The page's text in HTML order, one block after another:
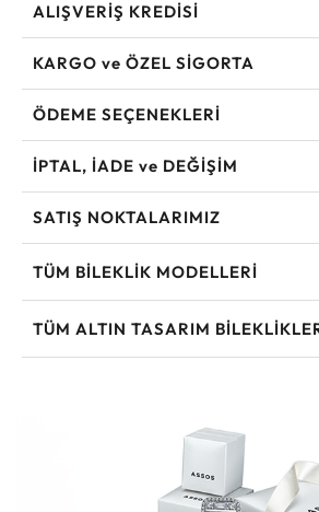
ALIŞVERİŞ KREDİSİ
KARGO ve ÖZEL SİGORTA
ÖDEME SEÇENEKLERİ
İPTAL, İADE ve DEĞİŞİM
SATIŞ NOKTALARIMIZ
TÜM BILEKLIK MODELLERI
TÜM ALTIN TASARIM